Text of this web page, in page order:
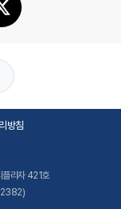
방침
플라자 421호